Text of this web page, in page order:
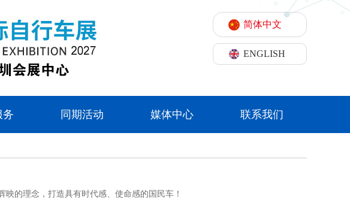
简体中文
ENGLISH
务 同期活动 媒体中心 联系我们
的理念，打造具有时代感、使命感的国民车！